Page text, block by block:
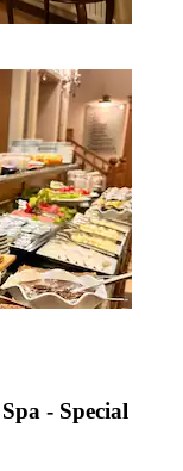
- Special